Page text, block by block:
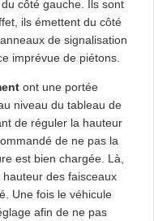
côté gauche. Ils sont
ils émettent du côté
de signalisation
imprévue de piétons.
ont une portée
niveau du tableau de
de réguler la hauteur
de ne pas la
est bien chargée. Là,
hauteur des faisceaux
Une fois le véhicule
afin de ne pas